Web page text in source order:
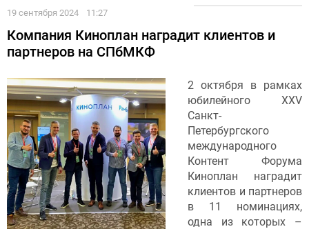
19 сентября 2024 11:27
Компания Киноплан наградит клиентов и
партнеров на СПбМКФ
2 октября в рамках
юбилейного XXV
Санкт-
Петербургского
международного
Контент Форума
Киноплан наградит
клиентов и партнеров
в 11 номинациях,
одна из которых –